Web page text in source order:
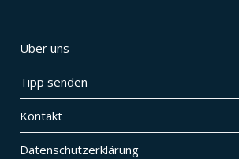
Über uns
Tipp senden
Kontakt
Datenschutzerklärung